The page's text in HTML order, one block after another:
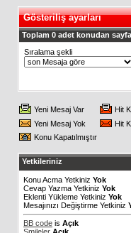
Gösteriliş ayarları
Toplam 0 adet konudan
Sıralama şekli
Yeni Mesaj Var
Hit
Yeni Mesaj Yok
Hit
Konu Kapatılmıştır
Yetkileriniz
Konu Acma Yetkiniz Yok
Cevap Yazma Yetkiniz Yok
Eklenti Yükleme Yetkiniz Yok
Mesajınızı Değiştirme Yetkiniz
BB code is Açık